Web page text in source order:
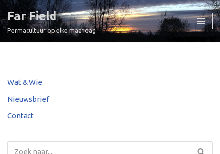
Ga
Far Field
Permacultuur op elke maandag
Wat & Wie
Nieuwsbrief
Contact